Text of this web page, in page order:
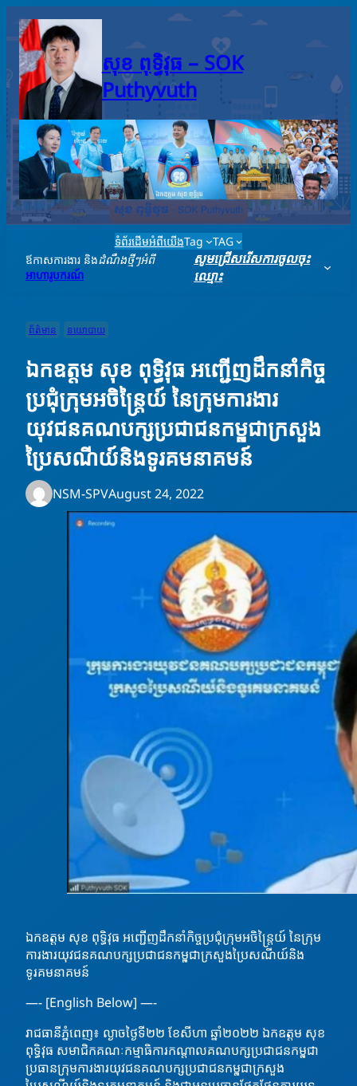
content
សុខ ពុទ្ធិវុធ – SO​K
Puthyvuth
ទំព័រដើមអំពីយើងTag
TAG
ឪកាសការងារ និងដំណឹងថ្មីៗអំពី
អាហារូបករណ៍
សូមជ្រើសរើសការចូលចុះ
ឈ្មោះ
ព័ត៌មាន នយោបាយ
ឯកឧត្តម សុខ ពុទ្ធិវុធ អញ្ជើញដឹកនាំកិច្ច
ប្រជុំក្រុមអចិន្រ្តៃយ៍ នៃក្រុមការងារ
យុវជនគណបក្សប្រជាជនកម្ពុជាក្រសួង
ប្រៃសណីយ៍និងទូរគមនាគមន៍
NSM-SPVAugust 24, 2022
ឯកឧត្តម សុខ ពុទ្ធិវុធ អញ្ជើញដឹកនាំកិច្ចប្រជុំក្រុមអចិន្រ្តៃយ៍ នៃក្រុម
ការងារយុវជនគណបក្សប្រជាជនកម្ពុជាក្រសួងប្រៃសណីយ៍និង
ទូរគមនាគមន៍
—- [English Below] —-
រាជធានីភ្នំពេញ៖ ល្ងាចថ្ងៃទី២២ ខែសីហា ឆ្នាំ២០២២ ឯកឧត្តម សុខ
ពុទ្ធិវុធ សមាជិកគណៈកម្មាធិការកណ្ដាលគណបក្សប្រជាជនកម្ពុជា
ប្រធានក្រុមការងារយុវជនគណបក្សប្រជាជនកម្ពុជាក្រសួង